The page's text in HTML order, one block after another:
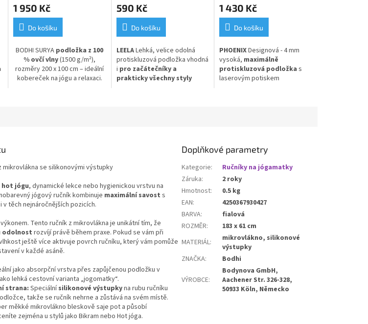
1 950 Kč
Do košíku
BODHI SURYA podložka z 100
% ovčí vlny(1500 g/m²),
rozměry 200 x 100 cm – ideální
kobereček na jógu a relaxaci.
590 Kč
Do košíku
LEELALehká, velice odolná
protiskluzová podložka vhodná
i pro začátečníky a
prakticky všechny styly
1 430 Kč
Do košíku
PHOENIXDesignová - 4 mm
vysoká, maximálně
protiskluzová podložka s
laserovým potiskem
mikrovlákna se silikonovými výstupky
hot jógu, dynamické lekce nebo hygienickou vrstvu na
jógový ručník kombinuje maximální savost s
těch nejnáročnějších pozicích.
Tento ručník z mikrovlákna je unikátní tím, že
odolnost rozvíjí právě během praxe. Pokud se vám při
ještě více aktivuje povrch ručníku, který vám pomůže
v každé asáně.
jako absorpční vrstva přes zapůjčenou podložku v
lehká cestovní varianta „jogomatky“.
strana: Speciálnísilikonové výstupkyna rubu ručníku
takže se ručník nehrne a zůstává na svém místě.
měkké mikrovlákno bleskově saje pot a působí
zejména u stylů jako Bikram nebo Hot jóga.
Doplňkové parametry
Kategorie:
Ručníky na jógamatky
Záruka:
2 roky
Hmotnost:
0.5 kg
EAN:
4250367930427
BARVA:
fialová
ROZMĚR:
183 x 61 cm
MATERIÁL:
mikrovlákno, silikonové
výstupky
ZNAČKA: Bodhi
VÝROBCE:
Bodynova GmbH,
Aachener Str. 326-328,
50933 Köln, Německo